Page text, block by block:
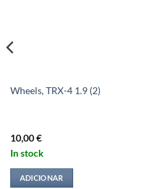
Wheels, TRX-4 1.9 (2)
10,00€
In stock
ADICIONAR